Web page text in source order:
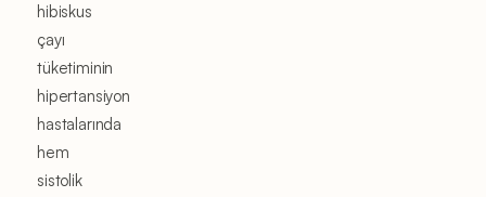
hibiskus
çayı
tüketiminin
hipertansiyon
hastalarında
hem
sistolik